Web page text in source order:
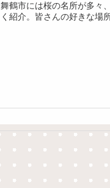
舞鶴市には桜の名所が多々
く紹介。皆さんの好きな場